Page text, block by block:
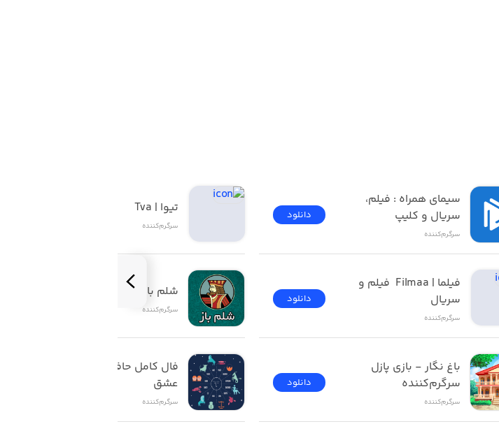
سریال و کلیپ
سرگرم‌کننده
دانلود
سریال
سرگرم‌کننده
دانلود
سرگرم‌کننده
سرگرم‌کننده
دانلود
تیوا | Tva
سرگرم‌کننده
شلم باز | ShelemBaz
سرگرم‌کننده
عشق
سرگرم‌کننده